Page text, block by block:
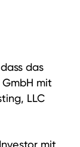
das
mit
LLC
mit